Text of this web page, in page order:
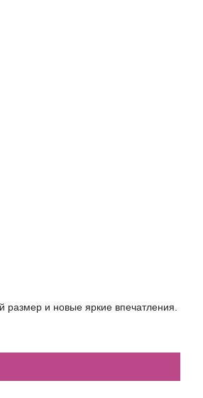
размер и новые яркие впечатления.